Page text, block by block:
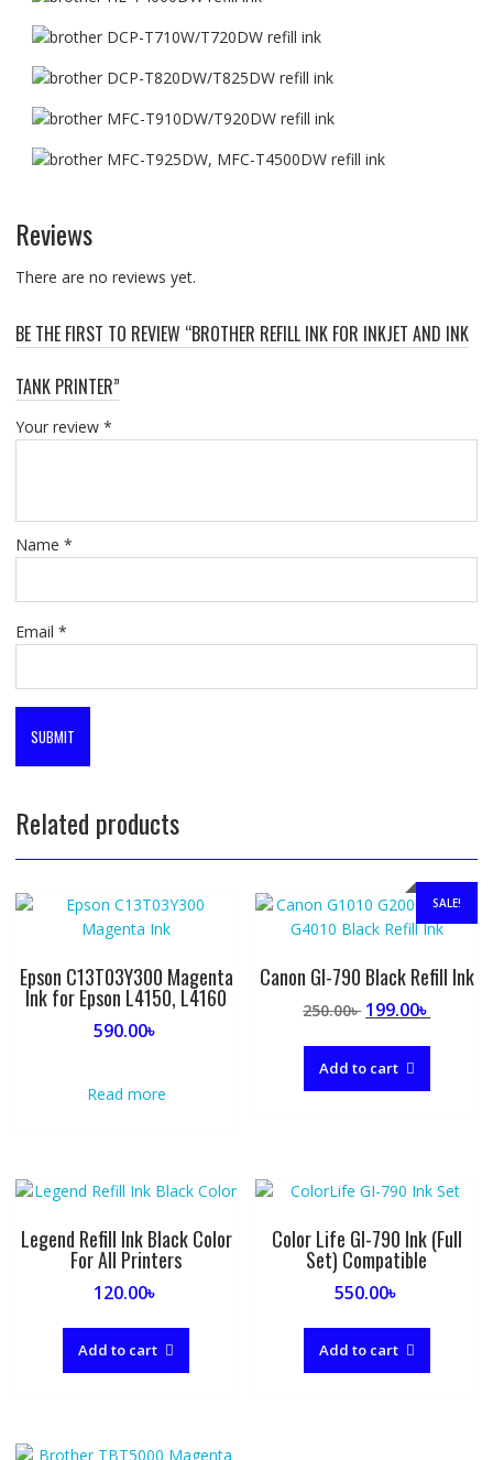
Reviews
There are no reviews yet.
BE THE FIRST TO REVIEW “BROTHER REFILL INK FOR INKJET AND INK
TANK PRINTER”
Your review *
Name *
Email *
Related products
Epson C13T03Y300 Magenta
Ink for Epson L4150, L4160
590.00৳
Read more
SALE!
Canon GI-790 Black Refill Ink
250.00৳ Original
250.00৳ .
199.00৳
Add to cart
Legend Refill Ink Black Color
For All Printers
120.00৳
Add to cart
Color Life GI-790 Ink (Full
Set) Compatible
550.00৳
Add to cart